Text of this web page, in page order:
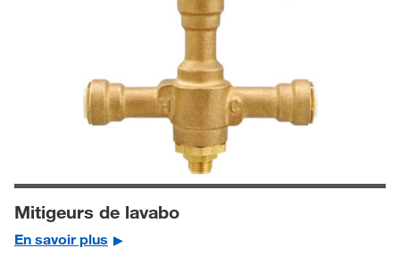
Mitigeurs de lavabo
En savoir plus